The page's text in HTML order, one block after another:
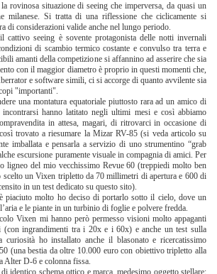
rovinosa situazione di seeing che imperversa, da quasi un
milanese. Si tratta di una riflessione che ciclicamente si
di considerazioni valide anche nel lungo periodo.
cattivo seeing è sovente protagonista delle notti invernali
di scambio termico costante e convulso tra terra e
amanti della competizione si affannino ad asserire che sia
con il maggior diametro è proprio in questi momenti che,
e software simili, ci si accorge di quanto avvilente sia
"importanti".
una montatura equatoriale piuttosto rara ad un amico di
hanno latitato negli ultimi mesi e così abbiamo
in attesa, magari, di ritrovarci in occasione di
trovato a riesumare la Mizar RV-85 (si veda articolo su
imballata e pensarla a servizio di uno strumentino “grab
escursione puramente visuale in compagnia di amici. Per
ligneo del mio vecchissimo Revue 60 (treppiedi molto ben
scelto un Vixen tripletto da 70 millimetri di apertura e 600 di
in un test dedicato su questo sito).
piaciuto molto ho deciso di portarlo sotto il cielo, dove un
e le piante in un turbinio di foglie e polvere fredda.
Vixen mi hanno però permesso visioni molto appaganti
(con ingrandimenti tra i 20x e i 60x) e anche un test sulla
curiosità ho installato anche il blasonato e ricercatissimo
(una bestia da oltre 10.000 euro con obiettivo tripletto alla
Alter D-6 e colonna fissa.
identico schema ottico e marca, medesimo oggetto stellare: